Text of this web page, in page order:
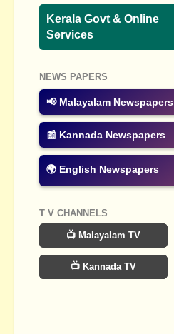
Kerala Govt & Online
Services
NEWS PAPERS
📢 Malayalam Newspapers
📰 Kannada Newspapers
🌍 English Newspapers
T V CHANNELS
📺 Malayalam TV
📺 Kannada TV